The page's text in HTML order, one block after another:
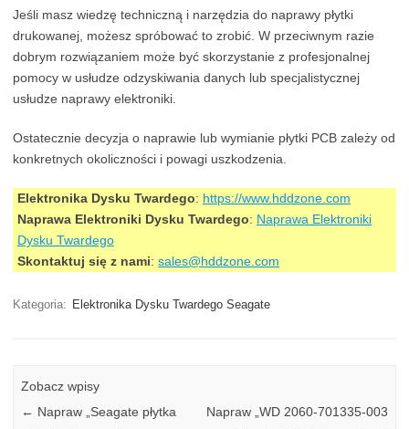
Jeśli masz wiedzę techniczną i narzędzia do naprawy płytki
drukowanej, możesz spróbować to zrobić. W przeciwnym razie
dobrym rozwiązaniem może być skorzystanie z profesjonalnej
pomocy w usłudze odzyskiwania danych lub specjalistycznej
usłudze naprawy elektroniki.
Ostatecznie decyzja o naprawie lub wymianie płytki PCB zależy od
konkretnych okoliczności i powagi uszkodzenia.
Elektronika Dysku Twardego: https://www.hddzone.com
Naprawa Elektroniki Dysku Twardego: Naprawa Elektroniki
Dysku Twardego
Skontaktuj się z nami: sales@hddzone.com
Kategoria: Elektronika Dysku Twardego Seagate
Zobacz wpisy
← Napraw „Seagate płytka
Napraw „WD 2060-701335-003